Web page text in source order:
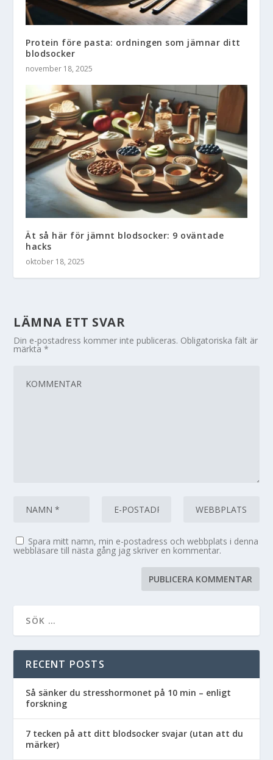
Protein före pasta: ordningen som jämnar ditt
blodsocker
november 18, 2025
Ät så här för jämnt blodsocker: 9 oväntade
hacks
oktober 18, 2025
LÄMNA ETT SVAR
Din e-postadress kommer inte publiceras. Obligatoriska fält är
märkta*
Spara mitt namn, min e-postadress och webbplats i denna
webbläsare till nästa gång jag skriver en kommentar.
RECENT POSTS
Så sänker du stresshormonet på 10 min – enligt
forskning
7 tecken på att ditt blodsocker svajar (utan att du
märker)